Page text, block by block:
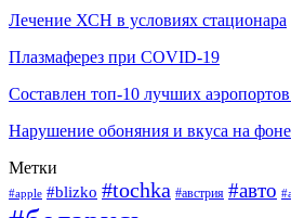
Лечение ХСН в условиях стационара
Плазмаферез при COVID-19
Составлен топ-10 лучших
Нарушение обоняния и вкуса на
Метки
#apple #blizko #tochka #австрия #авто